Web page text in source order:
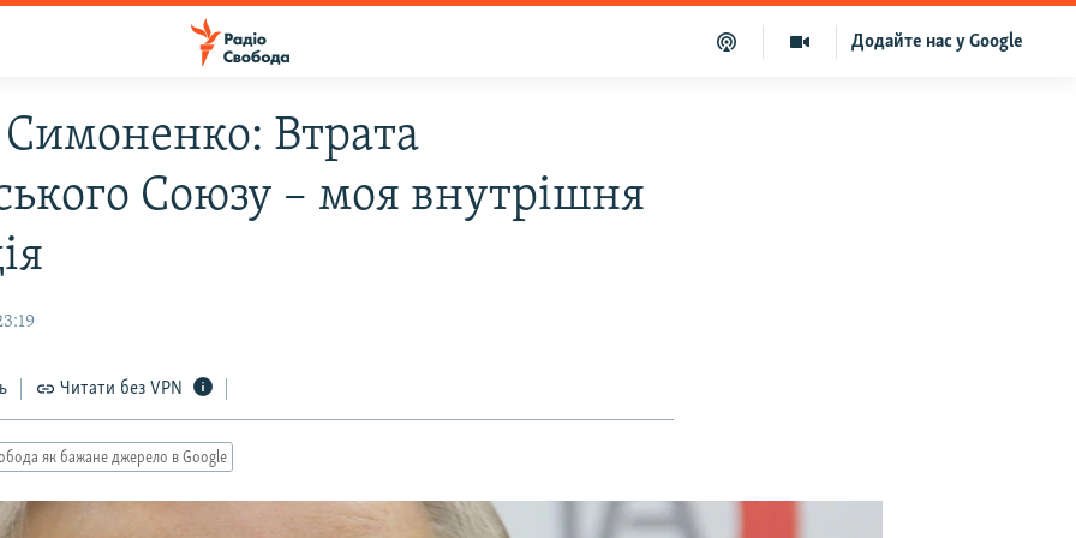
Додайте нас у Google
Втрата
Союзу – моя внутрішня
Читати без VPN
як бажане джерело в Google